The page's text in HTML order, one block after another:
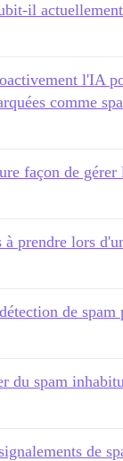
il
l'IA
comme
façon de
prendre lors
de
du spam
de